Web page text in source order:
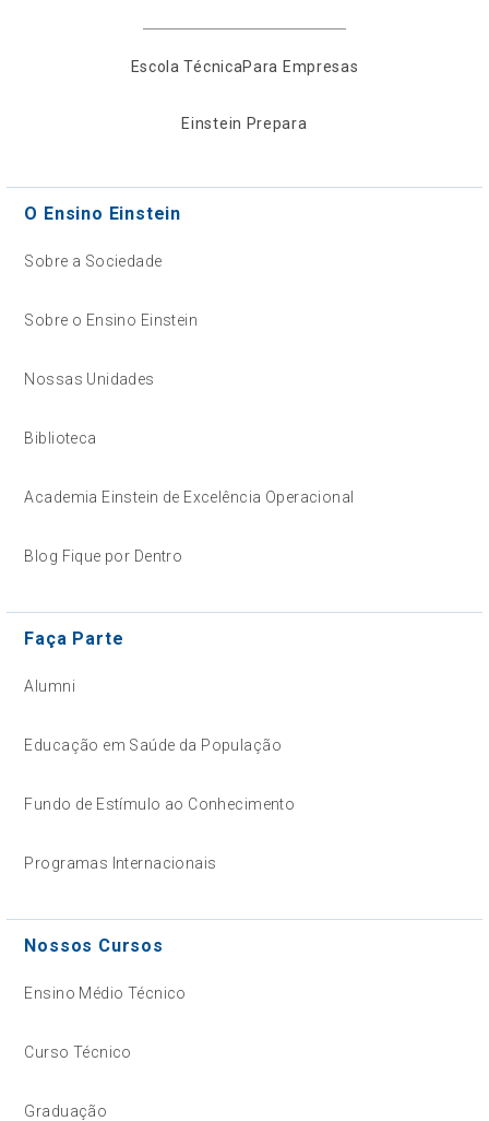
Escola TécnicaPara Empresas
Einstein Prepara
O Ensino Einstein
Sobre a Sociedade
Sobre o Ensino Einstein
Nossas Unidades
Biblioteca
Academia Einstein de Excelência Operacional
Blog Fique por Dentro
Faça Parte
Alumni
Educação em Saúde da População
Fundo de Estímulo ao Conhecimento
Programas Internacionais
Nossos Cursos
Ensino Médio Técnico
Curso Técnico
Graduação